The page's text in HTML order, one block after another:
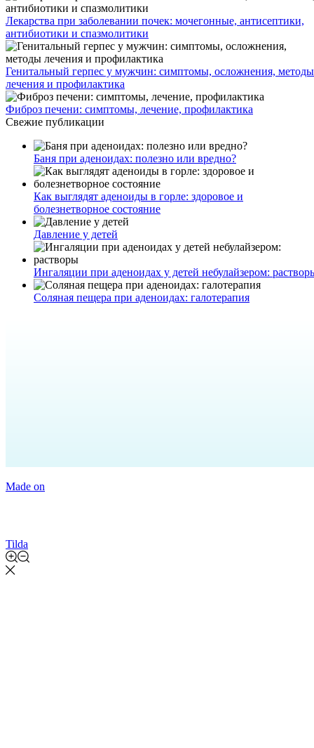
Лекарства при заболевании почек: мочегонные, антисептики,
антибиотики и спазмолитики
Генитальный герпес у мужчин: симптомы, осложнения, методы
лечения и профилактика
Фиброз печени: симптомы, лечение, профилактика
Свежие публикации
Баня при аденоидах: полезно или вредно?
Как выглядят аденоиды в горле: здоровое и
болезнетворное состояние
Давление у детей
Ингаляции при аденоидах у детей небулайзером:
Соляная пещера при аденоидах: галотерапия
Made on
Tilda